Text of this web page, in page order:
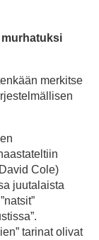
murhatuksi
merkitse
Cole)
juutalaista
tarinat olivat